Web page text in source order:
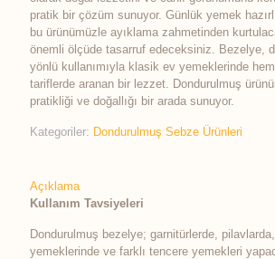
pratik bir çözüm sunuyor. Günlük yemek
bu ürünümüzle ayıklama zahmetinden
önemli ölçüde tasarruf edeceksiniz. Bezelye,
yönlü kullanımıyla klasik ev yemeklerinde
tariflerde aranan bir lezzet. Dondurulmuş
pratikliği ve doğallığı bir arada sunuyor.
Kategoriler: Dondurulmuş Sebze Ürünleri
Açıklama
Kullanım Tavsiyeleri
Dondurulmuş bezelye; garnitürlerde,
yemeklerinde ve farklı tencere yemekleri